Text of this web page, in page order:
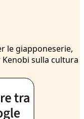
le giapponeserie,
sulla cultura